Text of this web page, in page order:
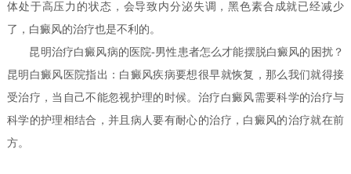
体处于高压力的状态，会导致内分泌失调，黑色素合成就已经减少
了，白癜风的治疗也是不利的。
昆明治疗白癜风病的医院-男性患者怎么才能摆脱白癜风的困扰？
昆明白癜风医院指出：白癜风疾病要想很早就恢复，那么我们就得接
受治疗，当自己不能忽视护理的时候。治疗白癜风需要科学的治疗与
科学的护理相结合，并且病人要有耐心的治疗，白癜风的治疗就在前
方。